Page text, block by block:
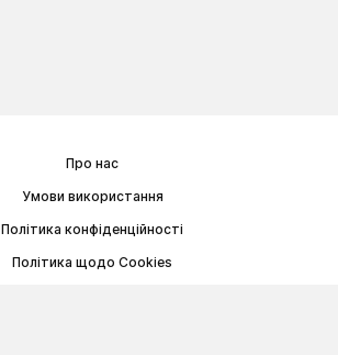
Про нас
Умови використання
Політика конфіденційності
Політика щодо Cookies